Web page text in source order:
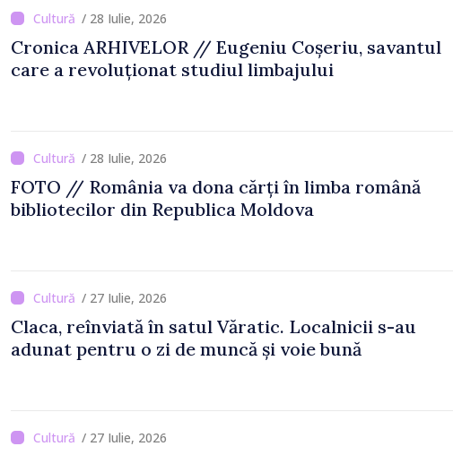
/ 28 Iulie, 2026
Cronica ARHIVELOR // Eugeniu Coșeriu, savantul
care a revoluționat studiul limbajului
/ 28 Iulie, 2026
FOTO // România va dona cărți în limba română
bibliotecilor din Republica Moldova
/ 27 Iulie, 2026
Claca, reînviată în satul Văratic. Localnicii s-au
adunat pentru o zi de muncă și voie bună
/ 27 Iulie, 2026